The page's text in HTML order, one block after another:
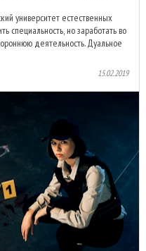
университет естественных
специальность, но заработать во
деятельность. Дуальное
15.02.2019